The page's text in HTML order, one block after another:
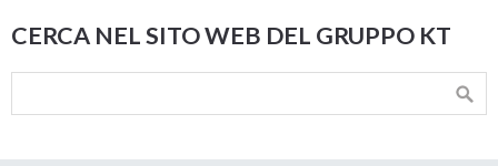
CERCA NEL SITO WEB DEL GRUPPO KT